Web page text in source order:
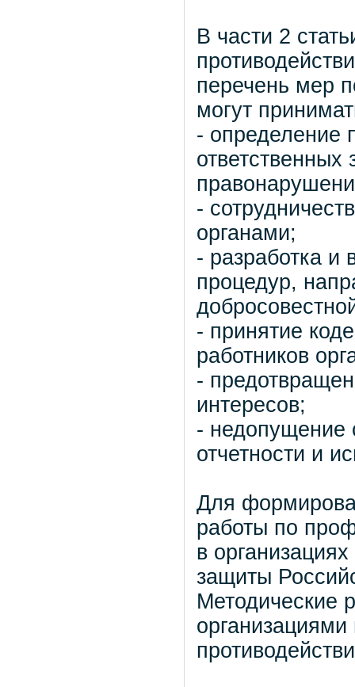
В части 2
перечень мер
могут
- определение
-
органами;
- разработка и
процедур,
- принятие
работников
-
интересов;
- недопущение
отчетности и
Для
работы по
в
защиты
Методические